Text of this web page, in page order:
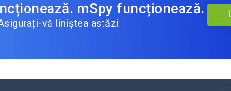
mSpy funcționează.
vă liniștea astăzi